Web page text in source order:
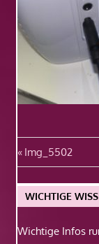
Vorheriger
Beitrag:
Img_5502
WICHTIGE
Wichtige Infos